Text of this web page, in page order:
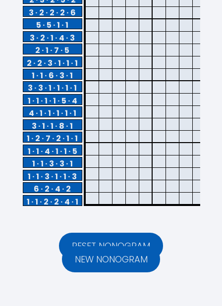
3 · 2 · 2 · 2 · 6
5 · 5 · 1 · 1
3 · 2 · 1 · 4 · 3
2 · 1 · 7 · 5
2 · 2 · 3 · 1 · 1 · 1
1 · 1 · 6 · 3 · 1
3 · 3 · 1 · 1 · 1 · 1
1 · 1 · 1 · 1 · 5 · 4
4 · 1 · 1 · 1 · 1 · 1
3 · 1 · 1 · 8 · 1
1 · 2 · 7 · 2 · 1 · 1
1 · 1 · 4 · 1 · 1 · 5
1 · 1 · 3 · 3 · 1
1 · 1 · 3 · 1 · 1 · 3
6 · 2 · 4 · 2
1 · 1 · 2 · 2 · 4 · 1
RESET NONOGRAM
NEW NONOGRAM